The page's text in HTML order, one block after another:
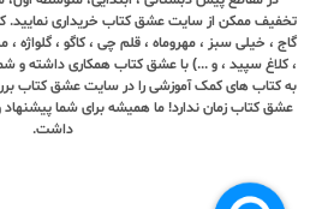
تخفیف ممکن از سایت عشق کتاب خریداری نمایید.
گاج ، خیلی سبز ، مهروماه ، قلم چی ، کاگو ، گلواژه ،
، کلاغ سپید ، و ...) با عشق کتاب همکاری داشته و
به کتاب های کمک آموزشی را در سایت عشق کتاب
عشق کتاب زمان ندارد! ما همیشه برای شما
داشت.